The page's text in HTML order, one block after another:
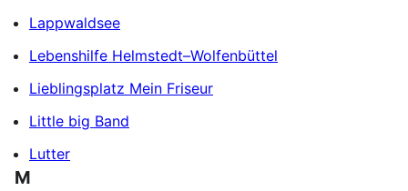
Lappwaldsee
Lebenshilfe Helmstedt–Wolfenbüttel
Lieblingsplatz Mein Friseur
Little big Band
Lutter
M